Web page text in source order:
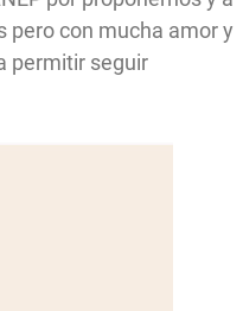
pero con mucha amor y
permitir seguir